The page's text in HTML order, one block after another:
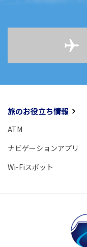
旅のお役立ち情報
ATM
ナビゲーションアプリ
Wi-Fiスポット